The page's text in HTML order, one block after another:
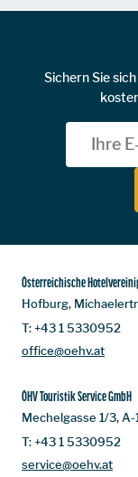
Sichern Sie
Österreichische
Hofburg,
T:+43 1 5330952
office@oehv.at
ÖHV Touristik Service GmbH
Mechelgasse 1/3,
T:+43 1 5330952
service@oehv.at